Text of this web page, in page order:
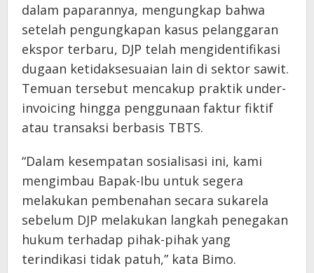
dalam paparannya, mengungkap bahwa
setelah pengungkapan kasus pelanggaran
ekspor terbaru, DJP telah mengidentifikasi
dugaan ketidaksesuaian lain di sektor sawit.
Temuan tersebut mencakup praktik under-
invoicing hingga penggunaan faktur fiktif
atau transaksi berbasis TBTS.
“Dalam kesempatan sosialisasi ini, kami
mengimbau Bapak-Ibu untuk segera
melakukan pembenahan secara sukarela
sebelum DJP melakukan langkah penegakan
hukum terhadap pihak-pihak yang
terindikasi tidak patuh,” kata Bimo.